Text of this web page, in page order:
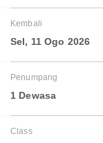
Kembali
Sel, 11 Ogo 2026
Penumpang
1 Dewasa
Class